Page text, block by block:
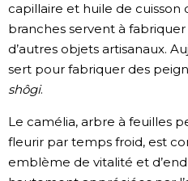
capillaire et huile de cuisson
branches servent à
d’autres objets artisanaux.
sert pour fabriquer des
shôgi.
Le camélia, arbre à feuilles
fleurir par temps froid, est
emblème de vitalité et